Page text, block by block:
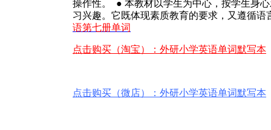
操作性。 ● 本教材以学生为中心，按学生身
习兴趣。它既体现素质教育的要求，又遵循语
语第七册单词
点击购买（淘宝）：外研小学英语单词默写本
点击购买（微店）：外研小学英语单词默写本